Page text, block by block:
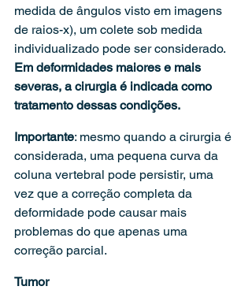
medida de ângulos visto em imagens
de raios-x), um colete sob medida
individualizado pode ser considerado.
Em deformidades maiores e mais
severas, a cirurgia é indicada como
tratamento dessas condições.
Importante: mesmo quando a cirurgia é
considerada, uma pequena curva da
coluna vertebral pode persistir, uma
vez que a correção completa da
deformidade pode causar mais
problemas do que apenas uma
correção parcial.
Tumor